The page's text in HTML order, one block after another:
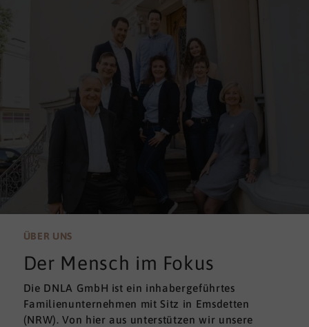
ÜBER UNS
Der Mensch im Fokus
Die DNLA GmbH ist ein inhabergeführtes
Familienunternehmen mit Sitz in Emsdetten
(NRW). Von hier aus unterstützen wir unsere